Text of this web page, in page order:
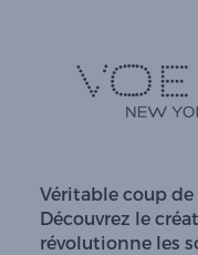
Véritable coup
Découvrez le
révolutionne les